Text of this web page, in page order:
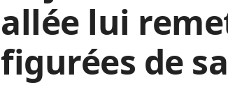
allée lui
figurées de